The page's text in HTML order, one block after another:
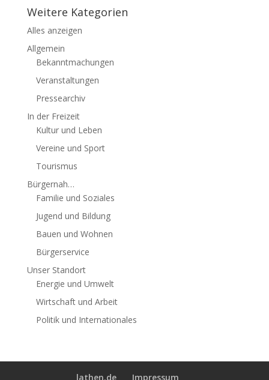
Weitere Kategorien
Alles anzeigen
Allgemein
Bekanntmachungen
Veranstaltungen
Pressearchiv
In der Freizeit
Kultur und Leben
Vereine und Sport
Tourismus
Bürgernah…
Familie und Soziales
Jugend und Bildung
Bauen und Wohnen
Bürgerservice
Unser Standort
Energie und Umwelt
Wirtschaft und Arbeit
Politik und Internationales
lathen.de Impressum